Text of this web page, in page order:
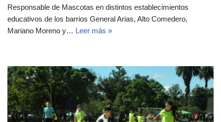
Responsable de Mascotas en distintos establecimientos
educativos de los barrios General Arias, Alto Comedero,
Mariano Moreno y… Leer más »